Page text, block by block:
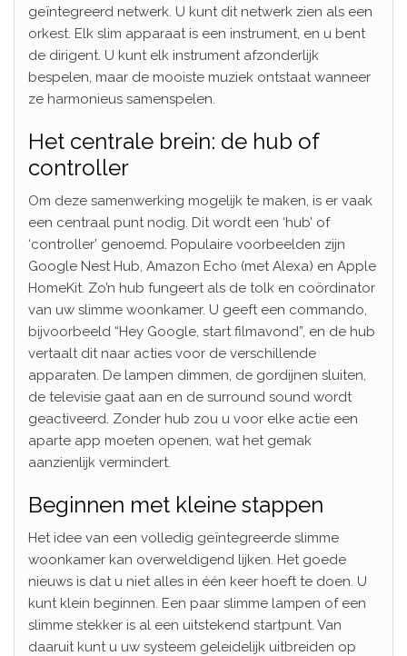
geïntegreerd netwerk. U kunt dit netwerk zien als een
orkest. Elk slim apparaat is een instrument, en u bent
de dirigent. U kunt elk instrument afzonderlijk
bespelen, maar de mooiste muziek ontstaat wanneer
ze harmonieus samenspelen.
Het centrale brein: de hub of
controller
Om deze samenwerking mogelijk te maken, is er vaak
een centraal punt nodig. Dit wordt een ‘hub’ of
‘controller’ genoemd. Populaire voorbeelden zijn
Google Nest Hub, Amazon Echo (met Alexa) en Apple
HomeKit. Zo’n hub fungeert als de tolk en coördinator
van uw slimme woonkamer. U geeft een commando,
bijvoorbeeld “Hey Google, start filmavond”, en de hub
vertaalt dit naar acties voor de verschillende
apparaten. De lampen dimmen, de gordijnen sluiten,
de televisie gaat aan en de surround sound wordt
geactiveerd. Zonder hub zou u voor elke actie een
aparte app moeten openen, wat het gemak
aanzienlijk vermindert.
Beginnen met kleine stappen
Het idee van een volledig geïntegreerde slimme
woonkamer kan overweldigend lijken. Het goede
nieuws is dat u niet alles in één keer hoeft te doen. U
kunt klein beginnen. Een paar slimme lampen of een
slimme stekker is al een uitstekend startpunt. Van
daaruit kunt u uw systeem geleidelijk uitbreiden op